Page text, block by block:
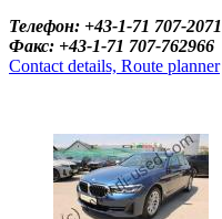
Телефон: +43-1-71 707-2071
Факс: +43-1-71 707-762966
Contact details, Route planner